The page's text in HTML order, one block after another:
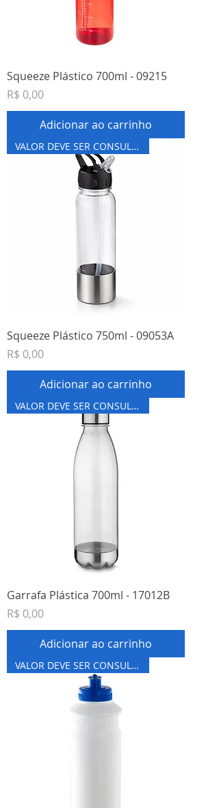
Squeeze Plástico 700ml - 09215
Preço
R$ 0,00
Adicionar ao carrinho
VALOR DEVE SER CONSULTADO
Squeeze Plástico 750ml - 09053A
Preço
R$ 0,00
Adicionar ao carrinho
VALOR DEVE SER CONSULTADO
Garrafa Plástica 700ml - 17012B
Preço
R$ 0,00
Adicionar ao carrinho
VALOR DEVE SER CONSULTADO